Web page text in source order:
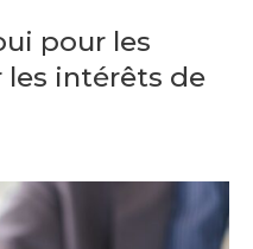
pour les
les intérêts de